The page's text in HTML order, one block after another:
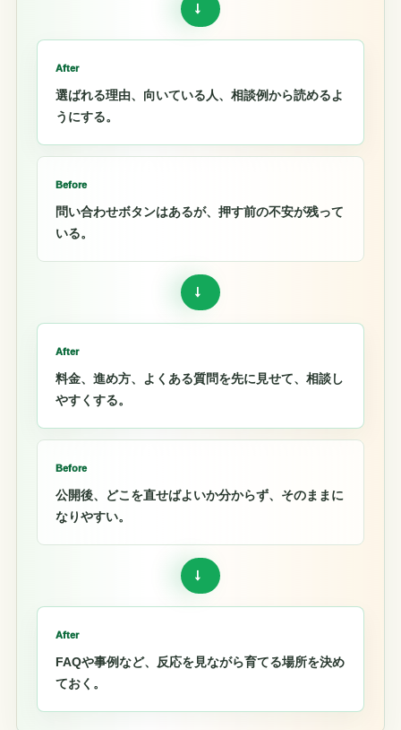
→
After
選ばれる理由、向いている人、相談例から読めるよ
うにする。
Before
問い合わせボタンはあるが、押す前の不安が残って
いる。
→
After
料金、進め方、よくある質問を先に見せて、相談し
やすくする。
Before
公開後、どこを直せばよいか分からず、そのままに
なりやすい。
→
After
FAQや事例など、反応を見ながら育てる場所を決め
ておく。